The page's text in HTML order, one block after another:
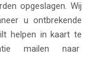
opgeslagen. Wij
u ontbrekende
helpen in kaart te
mailen naar